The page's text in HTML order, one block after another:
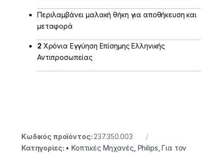
Περιλαμβάνει μαλακή θήκη για αποθήκευση και
μεταφορά
2 Χρόνια Εγγύηση Επίσημης Ελληνικής
Αντιπροσωπείας
Κωδικός προϊόντος: 237.350.003
Κατηγορίες: • Κοπτικές Μηχανές Philips ,Για τον